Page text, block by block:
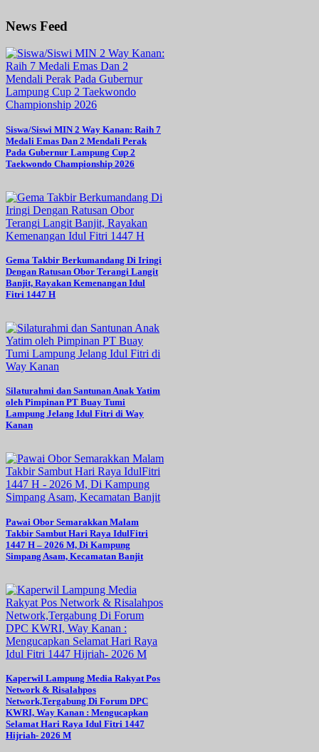
News Feed
Siswa/Siswi MIN 2 Way Kanan: Raih 7
Medali Emas Dan 2 Mendali Perak
Pada Gubernur Lampung Cup 2
Taekwondo Championship 2026
Gema Takbir Berkumandang Di Iringi
Dengan Ratusan Obor Terangi Langit
Banjit, Rayakan Kemenangan Idul
Fitri 1447 H
Silaturahmi dan Santunan Anak Yatim
oleh Pimpinan PT Buay Tumi
Lampung Jelang Idul Fitri di Way
Kanan
Pawai Obor Semarakkan Malam
Takbir Sambut Hari Raya IdulFitri
1447 H – 2026 M, Di Kampung
Simpang Asam, Kecamatan Banjit
Kaperwil Lampung Media Rakyat Pos
Network & Risalahpos
Network,Tergabung Di Forum DPC
KWRI, Way Kanan : Mengucapkan
Selamat Hari Raya Idul Fitri 1447
Hijriah- 2026 M